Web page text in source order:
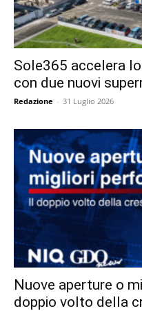
Sole365 accelera
con due nuovi
Redazione - 31 Luglio 2026
Nuove aperture o
doppio volto della